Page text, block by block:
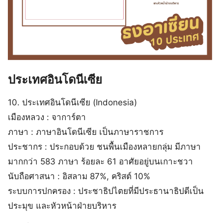
ประเทศอินโดนีเซีย
10. ประเทศอินโดนีเซีย (Indonesia)
เมืองหลวง : จาการ์ตา
ภาษา : ภาษาอินโดนีเซีย เป็นภาษาราชการ
ประชากร : ประกอบด้วย ชนพื้นเมืองหลายกลุ่ม มีภาษา
มากกว่า 583 ภาษา ร้อยละ 61 อาศัยอยู่บนเกาะชวา
นับถือศาสนา : อิสลาม 87%, คริสต์ 10%
ระบบการปกครอง : ประชาธิปไตยที่มีประธานาธิปดีเป็น
ประมุข และหัวหน้าฝ่ายบริหาร